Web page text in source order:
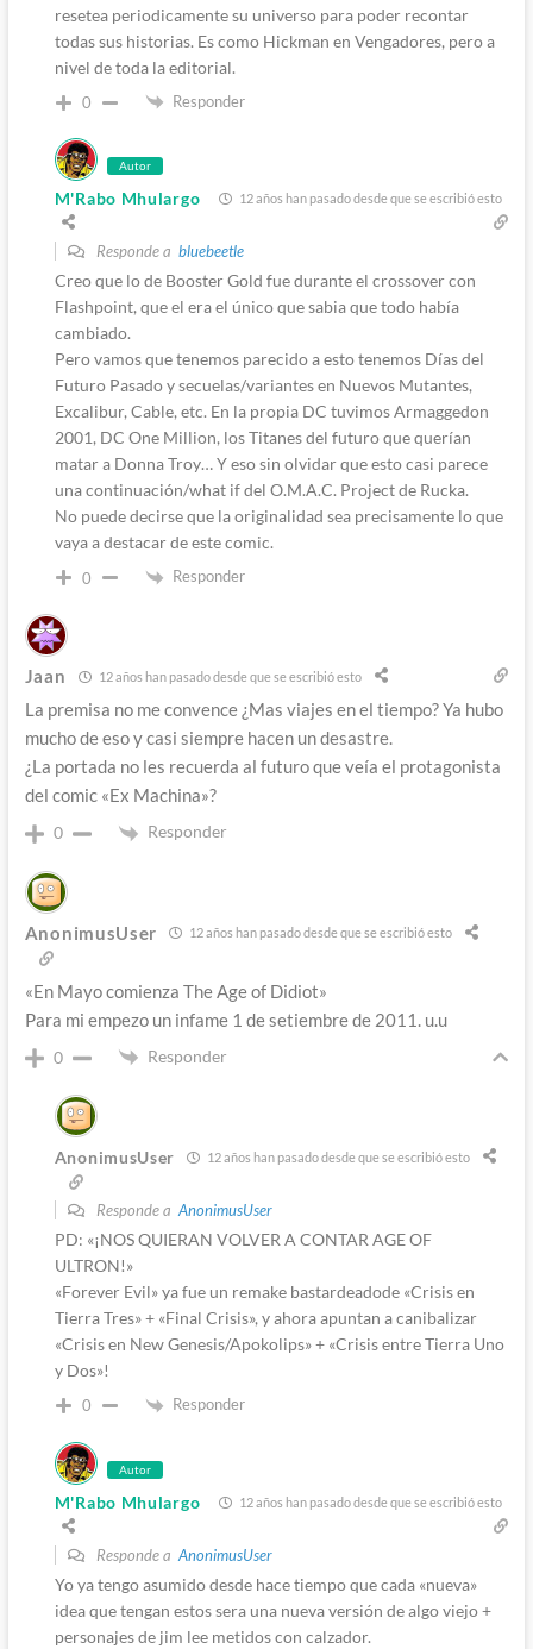
resetea periodicamente su universo para poder recontar
todas sus historias. Es como Hickman en Vengadores, pero a
nivel de toda la editorial.
0 Responder
Autor
M'Rabo Mhulargo 12 años han pasado desde que se escribió esto
Responde a bluebeetle
Creo que lo de Booster Gold fue durante el crossover con
Flashpoint, que el era el único que sabia que todo había
cambiado.
Pero vamos que tenemos parecido a esto tenemos Días del
Futuro Pasado y secuelas/variantes en Nuevos Mutantes,
Excalibur, Cable, etc. En la propia DC tuvimos Armaggedon
2001, DC One Million, los Titanes del futuro que querían
matar a Donna Troy… Y eso sin olvidar que esto casi parece
una continuación/what if del O.M.A.C. Project de Rucka.
No puede decirse que la originalidad sea precisamente lo que
vaya a destacar de este comic.
0 Responder
Jaan 12 años han pasado desde que se escribió esto
La premisa no me convence ¿Mas viajes en el tiempo? Ya hubo
mucho de eso y casi siempre hacen un desastre.
¿La portada no les recuerda al futuro que veía el protagonista
del comic «Ex Machina»?
0 Responder
AnonimusUser 12 años han pasado desde que se escribió esto
«En Mayo comienza The Age of Didiot»
Para mi empezo un infame 1 de setiembre de 2011. u.u
0 Responder
AnonimusUser 12 años han pasado desde que se escribió esto
Responde a AnonimusUser
PD: «¡NOS QUIERAN VOLVER A CONTAR AGE OF
ULTRON!»
«Forever Evil» ya fue un remake bastardeadode «Crisis en
Tierra Tres» + «Final Crisis», y ahora apuntan a canibalizar
«Crisis en New Genesis/Apokolips» + «Crisis entre Tierra Uno
y Dos»!
0 Responder
Autor
M'Rabo Mhulargo 12 años han pasado desde que se escribió esto
Responde a AnonimusUser
Yo ya tengo asumido desde hace tiempo que cada «nueva»
idea que tengan estos sera una nueva versión de algo viejo +
personajes de jim lee metidos con calzador.